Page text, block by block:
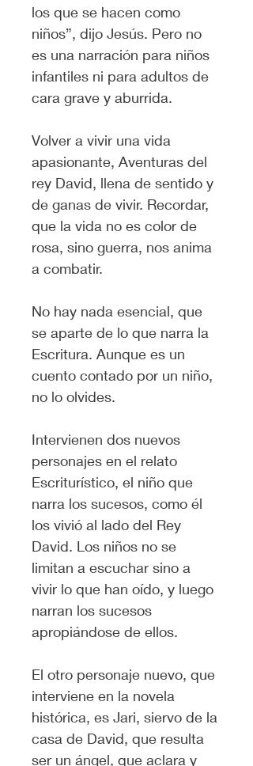
los que se hacen como
niños”, dijo Jesús. Pero no
es una narración para niños
infantiles ni para adultos de
cara grave y aburrida.
Volver a vivir una vida
apasionante, Aventuras del
rey David, llena de sentido y
de ganas de vivir. Recordar,
que la vida no es color de
rosa, sino guerra, nos anima
a combatir.
No hay nada esencial, que
se aparte de lo que narra la
Escritura. Aunque es un
cuento contado por un niño,
no lo olvides.
Intervienen dos nuevos
personajes en el relato
Escriturístico, el niño que
narra los sucesos, como él
los vivió al lado del Rey
David. Los niños no se
limitan a escuchar sino a
vivir lo que han oído, y luego
narran los sucesos
apropiándose de ellos.
El otro personaje nuevo, que
interviene en la novela
histórica, es Jari, siervo de la
casa de David, que resulta
ser un ángel, que aclara y